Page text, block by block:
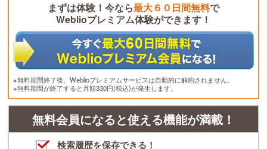
まずは体験！今なら最大６０日間無料で
Weblioプレミアム体験ができます！
※無料期間終了後、Weblioプレミアムサービスは自動的に解約されません。
※無料期間が終了すると月額330円(税込)が発生します。
無料会員になると使える機能が満載！
検索履歴を保存できる！